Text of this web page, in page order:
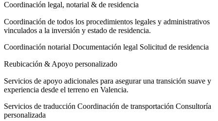
Coordinación legal, notarial & de residencia
Coordinación de todos los procedimientos legales y administrativos
vinculados a la inversión y estado de residencia.
Coordinación notarial Documentación legal Solicitud de residencia
Reubicación & Apoyo personalizado
Servicios de apoyo adicionales para asegurar una transición suave y
experiencia desde el terreno en Valencia.
Servicios de traducción Coordinación de transportación Consultoría
personalizada